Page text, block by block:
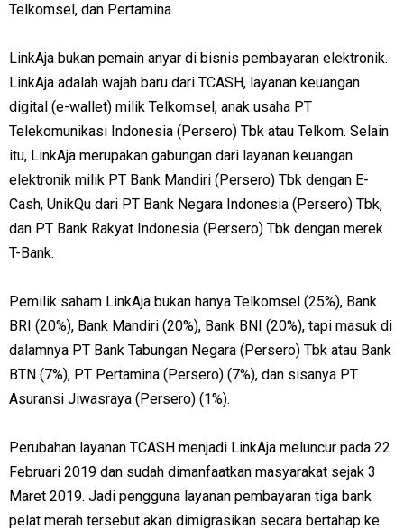
Telkomsel, dan Pertamina.
LinkAja bukan pemain anyar di bisnis pembayaran elektronik.
LinkAja adalah wajah baru dari TCASH, layanan keuangan
digital (e-wallet) milik Telkomsel, anak usaha PT
Telekomunikasi Indonesia (Persero) Tbk atau Telkom. Selain
itu, LinkAja merupakan gabungan dari layanan keuangan
elektronik milik PT Bank Mandiri (Persero) Tbk dengan E-
Cash, UnikQu dari PT Bank Negara Indonesia (Persero) Tbk,
dan PT Bank Rakyat Indonesia (Persero) Tbk dengan merek
T-Bank.
Pemilik saham LinkAja bukan hanya Telkomsel (25%), Bank
BRI (20%), Bank Mandiri (20%), Bank BNI (20%), tapi masuk di
dalamnya PT Bank Tabungan Negara (Persero) Tbk atau Bank
BTN (7%), PT Pertamina (Persero) (7%), dan sisanya PT
Asuransi Jiwasraya (Persero) (1%).
Perubahan layanan TCASH menjadi LinkAja meluncur pada 22
Februari 2019 dan sudah dimanfaatkan masyarakat sejak 3
Maret 2019. Jadi pengguna layanan pembayaran tiga bank
pelat merah tersebut akan dimigrasikan secara bertahap ke